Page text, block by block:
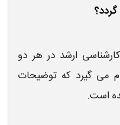
ارشد در هر دو
می گیرد که توضیحات
است.